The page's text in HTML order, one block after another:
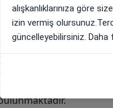
1 adet çocuk
uzmanı, 1 adet göz
burun boğaz
Merkezi İzmir ilinde
bulunmaktadır.
alışkanlıklarınıza göre
izin vermiş
güncelleyebilirsiniz.